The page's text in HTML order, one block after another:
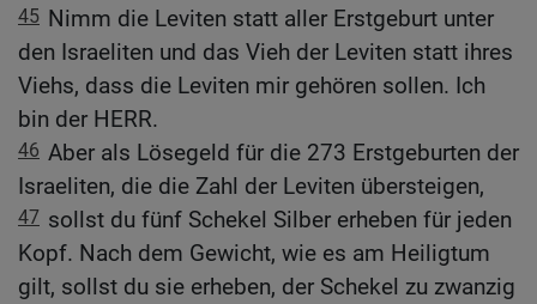
45 Nimm die Leviten statt aller Erstgeburt unter
den Israeliten und das Vieh der Leviten statt ihres
Viehs, dass die Leviten mir gehören sollen. Ich
bin der HERR.
46 Aber als Lösegeld für die 273 Erstgeburten der
Israeliten, die die Zahl der Leviten übersteigen,
47 sollst du fünf Schekel Silber erheben für jeden
Kopf. Nach dem Gewicht, wie es am Heiligtum
gilt, sollst du sie erheben, der Schekel zu zwanzig